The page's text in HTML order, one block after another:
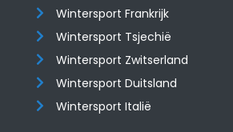
Wintersport Frankrijk
Wintersport Tsjechië
Wintersport Zwitserland
Wintersport Duitsland
Wintersport Italië